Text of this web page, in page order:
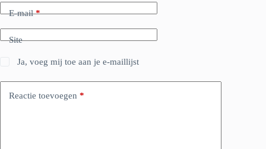
E-mail*
Site
Ja, voeg mij toe aan je e-maillijst
Reactie toevoegen *